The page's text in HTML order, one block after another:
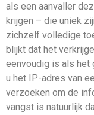
als een aanvaller
krijgen – die uniek
zichzelf volledige
blijkt dat het
eenvoudig is als het
u het IP-adres van
verzoeken om de
vangst is natuurlijk